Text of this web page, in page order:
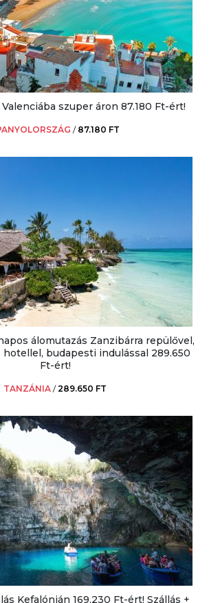
szuper áron 87.180 Ft-ért!
/ 87.180 FT
álomutazás Zanzibárra repülővel,
budapesti indulással 289.650
Ft-ért!
TANZÁNIA /289.650 FT
Kefalónián 169.230 Ft-ért! Szállás +